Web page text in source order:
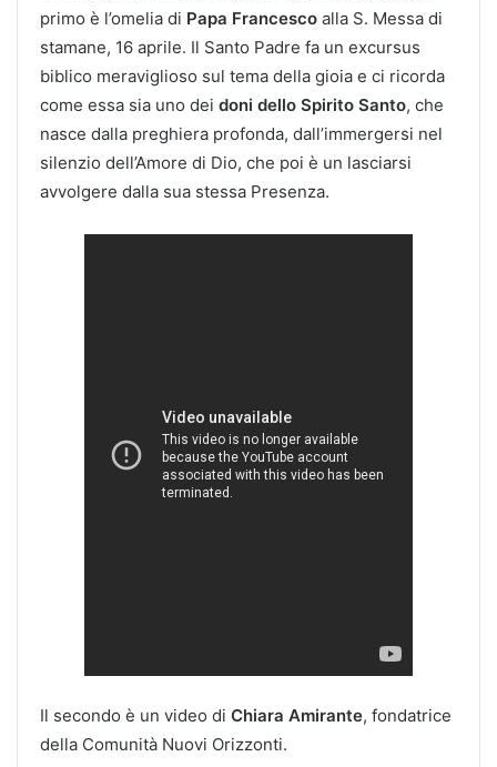
primo è l’omelia di Papa Francesco alla S. Messa di
stamane, 16 aprile. Il Santo Padre fa un excursus
biblico meraviglioso sul tema della gioia e ci ricorda
come essa sia uno dei doni dello Spirito Santo, che
nasce dalla preghiera profonda, dall’immergersi nel
silenzio dell’Amore di Dio, che poi è un lasciarsi
avvolgere dalla sua stessa Presenza.
Il secondo è un video di Chiara Amirante, fondatrice
della Comunità Nuovi Orizzonti.